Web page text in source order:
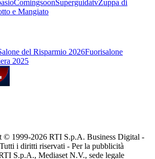
ComingsoonSuperguidatvZuppa di
e Mangiato
del Risparmio 2026Fuorisalone
2025
© 1999-2026 RTI S.p.A. Business Digital -
i diritti riservati - Per la pubblicità
S.p.A., Mediaset N.V., sede legale